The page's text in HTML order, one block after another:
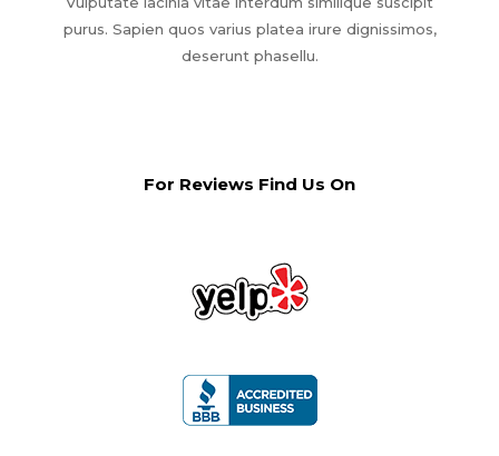
purus. Sapien quos varius platea irure dignissimos,
deserunt phasellu.
For Reviews Find Us On